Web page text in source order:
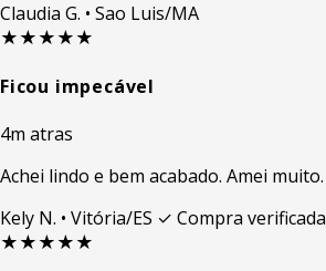
Claudia G. • Sao Luis/MA
★★★★★
Ficou impecável
4m atras
Achei lindo e bem acabado. Amei muito.
Kely N. • Vitória/ES ✓ Compra verificada
★★★★★